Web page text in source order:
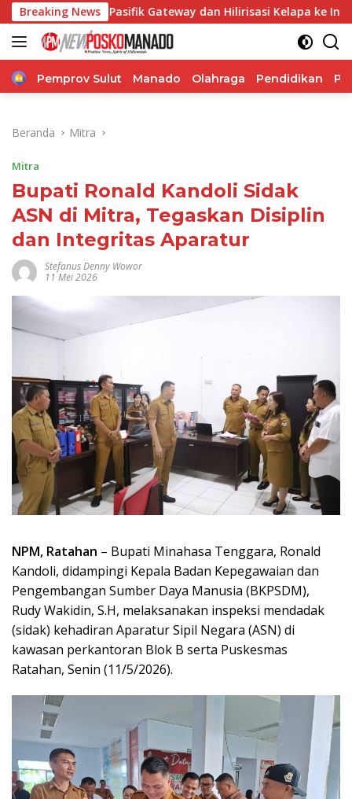
Langsung
ke
konten
Breaking News
Pasifik Gateway dan Hilirisasi Kelapa ke Investor
Home
Pemprov Sulut Manado Olahraga Pendidikan
Beranda Mitra
Mitra
Bupati Ronald Kandoli Sidak
ASN di Mitra, Tegaskan Disiplin
dan Integritas Aparatur
Stefanus Denny Wowor
11 Mei 2026
NPM, Ratahan – Bupati Minahasa Tenggara, Ronald
Kandoli, didampingi Kepala Badan Kepegawaian dan
Pengembangan Sumber Daya Manusia (BKPSDM),
Rudy Wakidin, S.H, melaksanakan inspeksi mendadak
(sidak) kehadiran Aparatur Sipil Negara (ASN) di
kawasan perkantoran Blok B serta Puskesmas
Ratahan, Senin (11/5/2026).